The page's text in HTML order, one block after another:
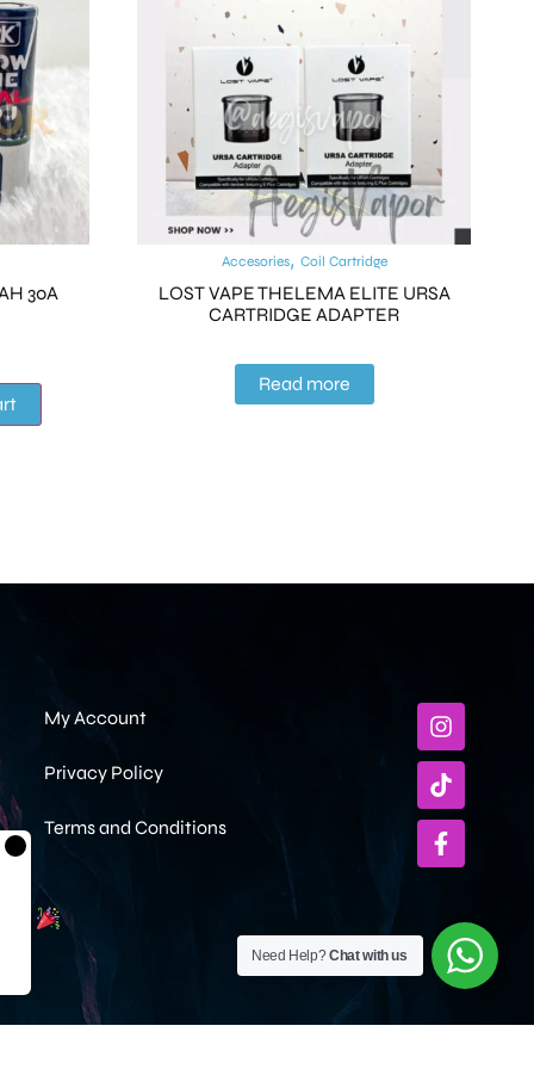
30A
Accesories, Coil Cartridge
LOST VAPE THELEMA ELITE URSA
CARTRIDGE ADAPTER
Read more
My Account
Privacy Policy
Terms and Conditions
Need Help?Chat with us
×